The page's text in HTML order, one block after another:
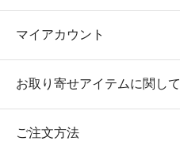
マイアカウント
お取り寄せアイテムに関して
ご注文方法